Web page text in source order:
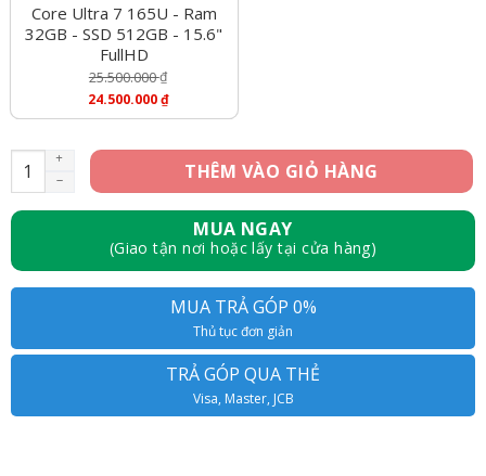
Là:
18.900.000 ₫.
Core Ultra 7 165U - Ram
32GB - SSD 512GB - 15.6"
FullHD
25.500.000₫
Gốc
25.500.000 ₫.
24.500.000₫
Giá
Tại
Là:
24.500.000 ₫.
[Mới 100%] Dell Latitude 5550 – Core Ultra 5 135U, Ram
THÊM VÀO GIỎ HÀNG
MUA NGAY
(Giao tận nơi hoặc lấy tại cửa hàng)
MUA TRẢ GÓP 0%
Thủ tục đơn giản
TRẢ GÓP QUA THẺ
Visa, Master, JCB